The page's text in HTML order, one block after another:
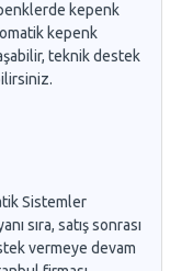
kepenk
kepenk
teknik destek
Sistemler
sıra, satış sonrası
vermeye devam